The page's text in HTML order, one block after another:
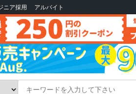
ニア採用 アルバイト